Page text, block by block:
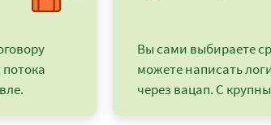
Вы сами выбираете
можете написать
через вацап. С